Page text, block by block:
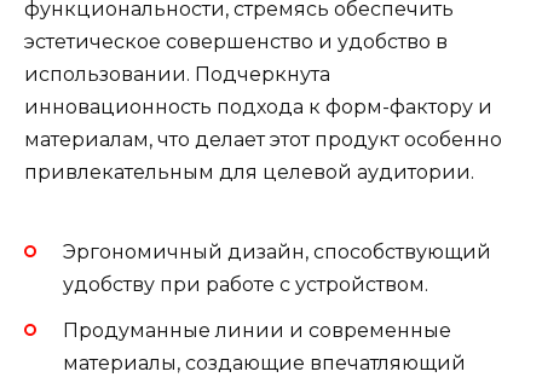
функциональности, стремясь обеспечить
эстетическое совершенство и удобство в
использовании. Подчеркнута
инновационность подхода к форм-фактору и
материалам, что делает этот продукт особенно
привлекательным для целевой аудитории.
Эргономичный дизайн, способствующий
удобству при работе с устройством.
Продуманные линии и современные
материалы, создающие впечатляющий